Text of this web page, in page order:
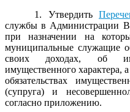
1. Утвердить
службы в Администрации
при назначении на
муниципальные служащие
своих доходах, об
имущественного характера,
обязательствах
(супруга) и
согласно приложению.